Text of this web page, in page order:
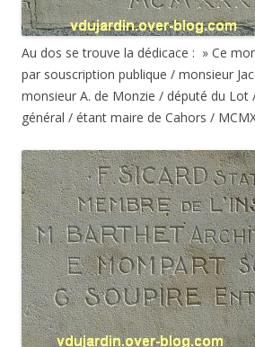
Au dos se trouve la dédicace : » Ce
par souscription publique / monsieur
monsieur A. de Monzie / député du Lot
général / étant maire de Cahors /